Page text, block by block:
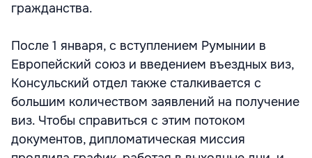
гражданства.
После 1 января, с вступлением Румынии в
Европейский союз и введением въездных виз,
Консульский отдел также сталкивается с
большим количеством заявлений на получение
виз. Чтобы справиться с этим потоком
документов, дипломатическая миссия